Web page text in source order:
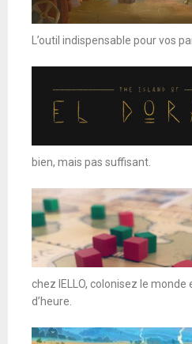
L’outil indispensable pour vos
bien, mais pas suffisant.
chez IELLO, colonisez le monde
d’heure.